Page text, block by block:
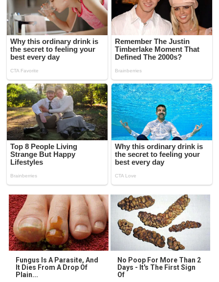
Fungus Is A Parasite, And
It Dies From A Drop Of
Plain...
No Poop For More Than 2
Days - It's The First Sign
Of